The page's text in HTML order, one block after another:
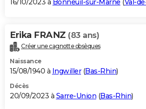
16/10/2023 à Bonneuil-sur-Marne (Val-
Erika FRANZ (83 ans)
Créer une cagnotte obsèques
Naissance
15/08/1940 à Ingwiller(Bas-Rhin)
Décès
20/09/2023 à Sarre-Union (Bas-Rhin)